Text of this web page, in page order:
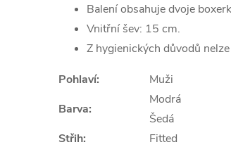
Balení obsahuje dvoje
Vnitřní šev: 15 cm.
Z hygienických důvodů
Pohlaví:
Muži
Barva:
Modrá
Šedá
Střih:
Fitted